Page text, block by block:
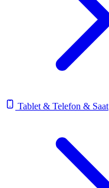
Tablet & Telefon & Saat